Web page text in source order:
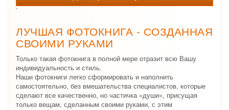
`
ЛУЧШАЯ ФОТОКНИГА - СОЗДАННАЯ
СВОИМИ РУКАМИ
Только такая фотокнига в полной мере отразит всю Вашу
индивидуальность и стиль.
Наши фотокниги легко сформировать и наполнить
самостоятельно, без вмешательства специалистов, которые
сделают все качественно, но частичка «души», присущая
только вещам, сделанным своими руками, с этим